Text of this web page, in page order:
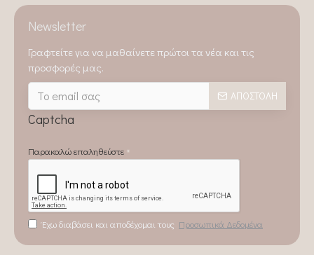
Newsletter
Γραφτείτε για να μαθαίνετε πρώτοι τα νέα και τις
προσφορές μας.
ΑΠΟΣΤΟΛΉ
Captcha
Παρακαλώ επαληθεύστε
Έχω διαβάσει και αποδέχομαι τους Προσωπικά Δεδομένα